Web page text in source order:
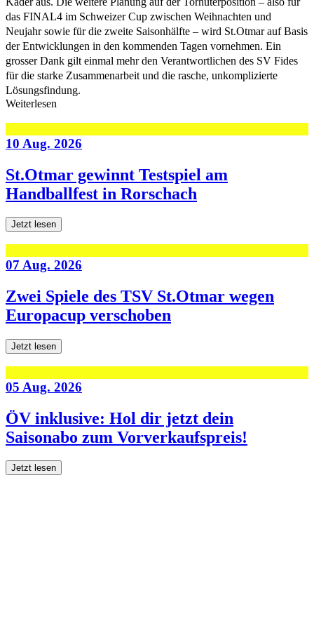
das FINAL4 im Schweizer Cup zwischen Weihnachten und
Neujahr sowie für die zweite Saisonhälfte – wird St.Otmar auf Basis
der Entwicklungen in den kommenden Tagen vornehmen. Ein
grosser Dank gilt einmal mehr den Verantwortlichen des SV Fides
für die starke Zusammenarbeit und die rasche, unkomplizierte
Lösungsfindung.
Weiterlesen
10 Aug. 2026
St.Otmar gewinnt Testspiel am
Handballfest in Rorschach
Jetzt lesen
07 Aug. 2026
Zwei Spiele des TSV St.Otmar wegen
Europacup verschoben
Jetzt lesen
05 Aug. 2026
ÖV inklusive: Hol dir jetzt dein
Saisonabo zum Vorverkaufspreis!
Jetzt lesen